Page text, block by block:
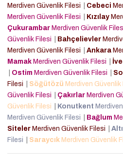
Merdiven Güvenlik Filesi
Cebeci
Merdiven Güvenlik Filesi
Kızılay
Çukurambar Merdiven Güvenlik
Güvenlik Filesi
Bahçelievler
Merdiven Güvenlik Filesi
Ankara
Mamak Merdiven Güvenlik Filesi
Ostim Merdiven Güvenlik Filesi
Filesi
Söğütözü Merdiven Güvenlik
Güvenlik Filesi
Çakırlar Merdiven
Güvenlik Filesi
Konutkent
Merdiven Güvenlik Filesi
Bağlum
Siteler Merdiven Güvenlik Filesi
Filesi
Saraycık Merdiven Güvenlik